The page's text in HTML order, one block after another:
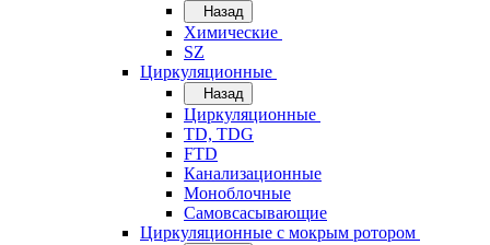
Назад
Химические
SZ
Циркуляционные
Назад
Циркуляционные
TD, TDG
FTD
Канализационные
Моноблочные
Самовсасывающие
Циркуляционные с мокрым ротором